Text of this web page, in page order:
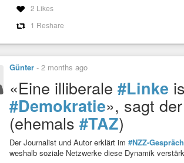
Ich hoffe mal, die Kieler Antifaschisten stellen
#Kiel #AdlerReederei
2 Likes
1 Reshare
Günter - 2 months ago
«Eine illiberale #Linke
#Demokratie», sagt der
(ehemals #TAZ)
Der Journalist und Autor erklärt im #NZZ-Gespräch
weshalb soziale Netzwerke diese Dynamik